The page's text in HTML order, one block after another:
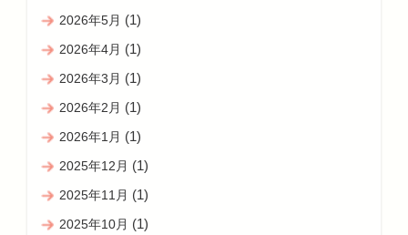
2026年5月 (1)
2026年4月 (1)
2026年3月 (1)
2026年2月 (1)
2026年1月 (1)
2025年12月 (1)
2025年11月 (1)
2025年10月 (1)